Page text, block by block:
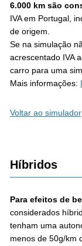
6.000 km são
IVA em Portugal,
de origem.
Se na simulação
acrescentado IVA
carro para uma
Mais informações:
Voltar ao simulador
Híbridos
Para efeitos de
considerados
tenham uma
menos de 50g/km